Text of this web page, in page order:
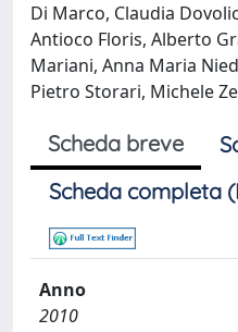
Di Marco, Claudia
Antioco Floris, Alberto
Mariani, Anna Maria
Pietro Storari, Michele
Scheda breve
Scheda completa
Anno
2010